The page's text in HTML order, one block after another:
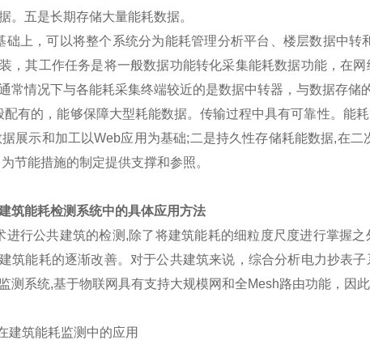
。五是长期存储大量能耗数据。
上，可以将整个系统分为能耗管理分析平台、楼层数据中转
，其工作任务是将一般数据功能转化采集能耗数据功能，在
常情况下与各能耗采集终端较近的是数据中转器，与数据存储
有的，能够保障大型耗能数据。传输过程中具有可靠性。能
展示和加工以Web应用为基础;二是持久性存储耗能数据,在
节能措施的制定提供支撑和参照。
筑能耗检测系统中的具体应用方法
行公共建筑的检测,除了将建筑能耗的细粒度尺度进行掌握之
筑能耗的逐渐改善。对于公共建筑来说，综合分析电力抄表
测系统,基于物联网具有支持大规模网和全Mesh路由功能，因
建筑能耗监测中的应用